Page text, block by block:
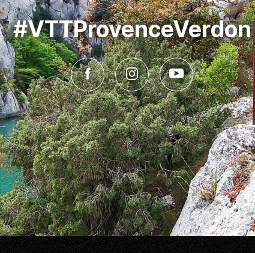
#VTTProvenceVerdon
FacebookInstagramYoutube